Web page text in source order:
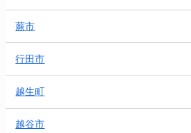
蕨市
行田市
越生町
越谷市